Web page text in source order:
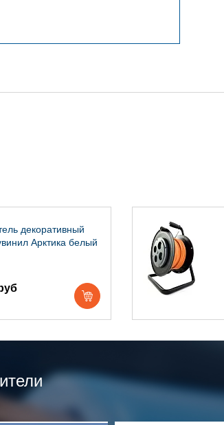
декоративный
Арктика белый